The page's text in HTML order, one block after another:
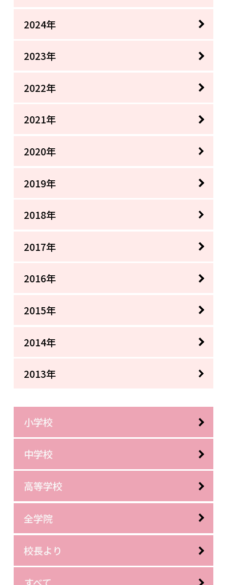
2024年
2023年
2022年
2021年
2020年
2019年
2018年
2017年
2016年
2015年
2014年
2013年
小学校
中学校
高等学校
全学院
校長より